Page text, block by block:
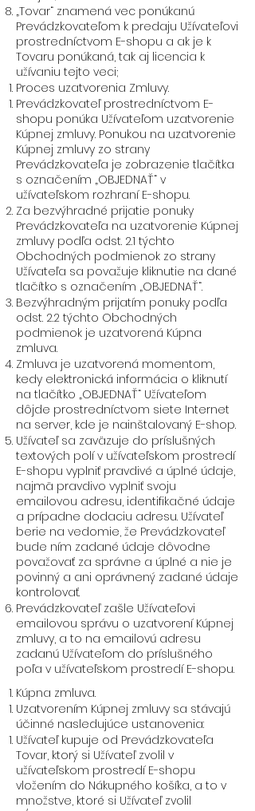
„Tovar“ znamená vec ponúkanú
Prevádzkovateľom k predaju Užívateľovi
prostredníctvom E-shopu a ak je k
Tovaru ponúkaná, tak aj licencia k
užívaniu tejto veci;
Proces uzatvorenia Zmluvy.
Prevádzkovateľ prostredníctvom E-
shopu ponúka Užívateľom uzatvorenie
Kúpnej zmluvy. Ponukou na uzatvorenie
Kúpnej zmluvy zo strany
Prevádzkovateľa je zobrazenie tlačítka
s označením „OBJEDNAŤ“ v
užívateľskom rozhraní E-shopu.
Za bezvýhradné prijatie ponuky
Prevádzkovateľa na uzatvorenie Kúpnej
zmluvy podľa odst. 2.1 týchto
Obchodných podmienok zo strany
Užívateľa sa považuje kliknutie na dané
tlačítko s označením „OBJEDNAŤ“.
Bezvýhradným prijatím ponuky podľa
odst. 2.2 týchto Obchodných
podmienok je uzatvorená Kúpna
zmluva.
Zmluva je uzatvorená momentom,
kedy elektronická informácia o kliknutí
na tlačítko „OBJEDNAŤ“ Užívateľom
dôjde prostredníctvom siete Internet
na server, kde je nainštalovaný E-shop.
Užívateľ sa zaväzuje do príslušných
textových polí v užívateľskom prostredí
E-shopu vyplniť pravdivé a úplné údaje,
najmä pravdivo vyplniť svoju
emailovou adresu, identifikačné údaje
a prípadne dodaciu adresu. Užívateľ
berie na vedomie, že Prevádzkovateľ
bude ním zadané údaje dôvodne
považovať za správne a úplné a nie je
povinný a ani oprávnený zadané údaje
kontrolovať.
Prevádzkovateľ zašle Užívateľovi
emailovou správu o uzatvorení Kúpnej
zmluvy, a to na emailovú adresu
zadanú Užívateľom do príslušného
poľa v užívateľskom prostredí E-shopu.
Kúpna zmluva.
Uzatvorením Kúpnej zmluvy sa stávajú
účinné nasledujúce ustanovenia:
Užívateľ kupuje od Prevádzkovateľa
Tovar, ktorý si Užívateľ zvolil v
užívateľskom prostredí E-shopu
vložením do Nákupného košíka, a to v
množstve, ktoré si Užívateľ zvolil